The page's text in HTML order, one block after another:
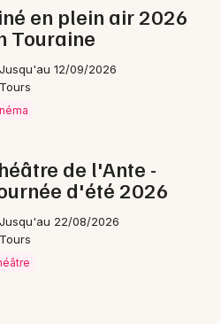
en plein air 2026
Touraine
Jusqu'au 12/09/2026
Tours
de l'Ante -
d'été 2026
Jusqu'au 22/08/2026
Tours